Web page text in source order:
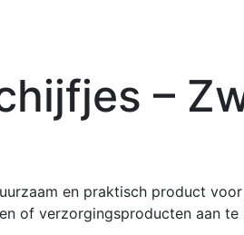
–
en praktisch product
of verzorgingsproducten aan